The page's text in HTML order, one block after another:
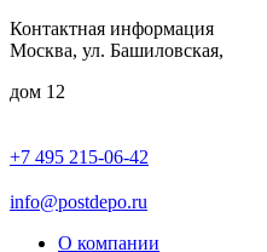
Контактная информация
Москва, ул. Башиловская,
дом 12
+7 495 215-06-42
info@postdepo.ru
О компании